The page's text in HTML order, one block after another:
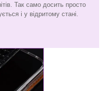
Так само досить просто
і у відритому стані.